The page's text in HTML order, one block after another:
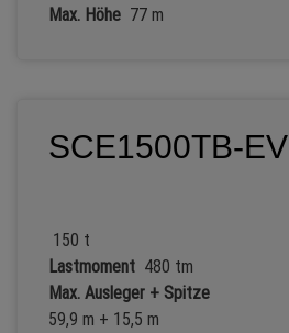
Max. Höhe 77 m
SCE1500TB-EV
150 t
Lastmoment 480 tm
Max. Ausleger + Spitze
59,9 m + 15,5 m